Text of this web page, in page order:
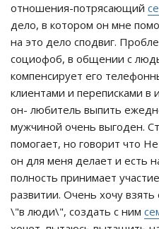
отношения-потрясающий
дело, в котором он мне
на это дело сподвиг.
социофоб, в общении с
компенсирует его
клиентами и переписками
он- любитель выпить
мужчиной очень выгоден.
помогает, но говорит что
он для меня делает и есть
полность принимает
развитии. Очень хочу
\"в люди\", создать с ним